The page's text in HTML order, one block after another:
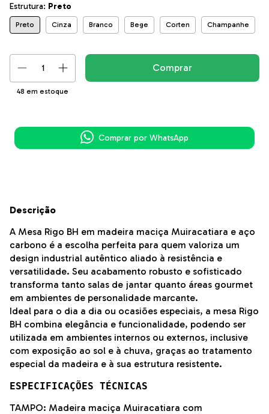
Estrutura: Preto
Preto Cinza Branco Bege Corten Champanhe
48 em estoque
Comprar por WhatsApp
Descrição
A Mesa Rigo BH em madeira maciça Muiracatiara e aço
carbono é a escolha perfeita para quem valoriza um
design industrial autêntico aliado à resistência e
versatilidade. Seu acabamento robusto e sofisticado
transforma tanto salas de jantar quanto áreas gourmet
em ambientes de personalidade marcante.
Ideal para o dia a dia ou ocasiões especiais, a mesa Rigo
BH combina elegância e funcionalidade, podendo ser
utilizada em ambientes internos ou externos, inclusive
com exposição ao sol e à chuva, graças ao tratamento
especial da madeira e à sua estrutura resistente.
ESPECIFICAÇÕES TÉCNICAS
TAMPO: Madeira maciça Muiracatiara com